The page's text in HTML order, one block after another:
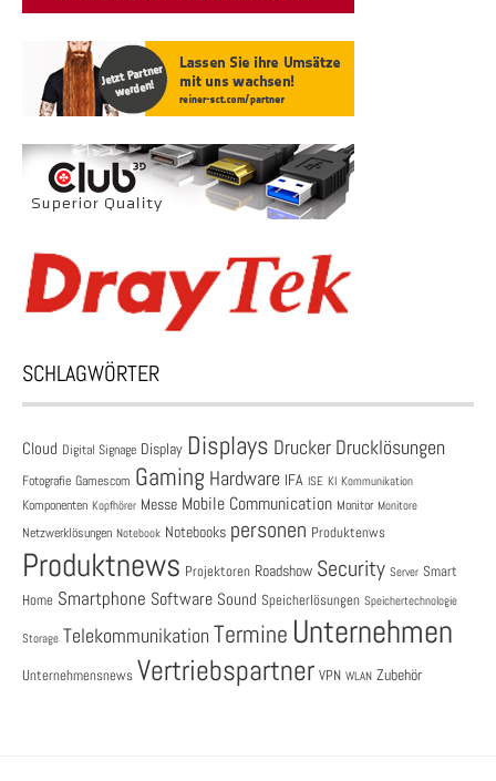
SCHLAGWÖRTER
Cloud Digital Signage Display Displays Drucker Drucklösungen
Fotografie Gamescom Gaming Hardware IFA ISE KI Kommunikation
Komponenten Kopfhörer Messe Mobile Communication Monitor Monitore
Netzwerklösungen Notebook Notebooks personen Produktenws
Produktnews Projektoren Roadshow Security Server Smart
Home Smartphone Software Sound Speicherlösungen Speichertechnologie
Storage Telekommunikation Termine Unternehmen
Unternehmensnews Vertriebspartner VPN WLAN Zubehör